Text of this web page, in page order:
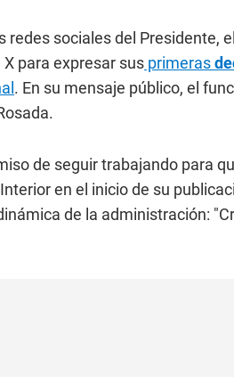
redes sociales del Presidente,
para expresar sus primeras
. En su mensaje público, el
de seguir trabajando para
en el inicio de su
de la administración: